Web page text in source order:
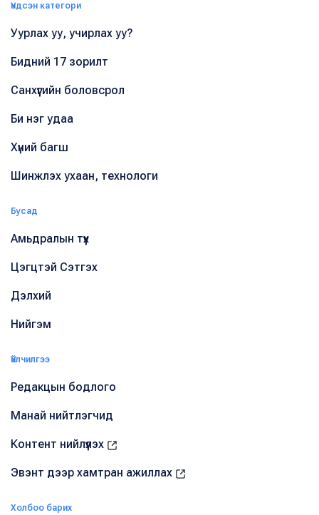
Үндсэн категори
Уурлах уу, учирлах уу?
Бидний 17 зорилт
Санхүүгийн боловсрол
Би нэг удаа
Хүний багш
Шинжлэх ухаан, технологи
Бусад
Амьдралын түүх
Цэгцтэй Сэтгэх
Дэлхий
Нийгэм
Үйлчилгээ
Редакцын бодлого
Манай нийтлэгчид
Контент нийлүүлэх
Эвэнт дээр хамтран ажиллах
Холбоо барих